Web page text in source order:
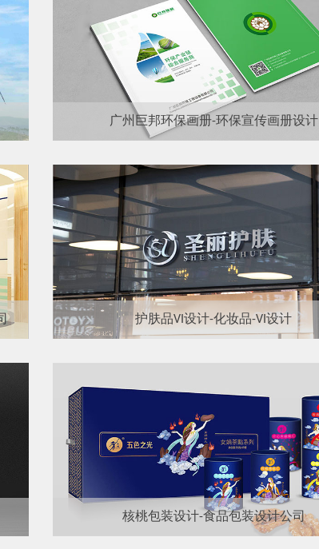
广州巨邦环保画册-环保宣传画册设计
护肤品VI设计-化妆品-VI设计
核桃包装设计-食品包装设计公司